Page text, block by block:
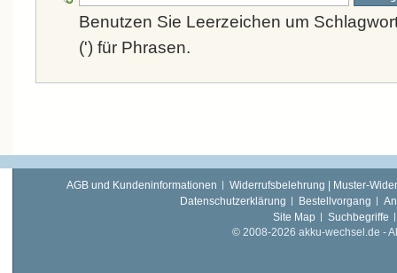
Benutzen Sie Leerzeichen um
(') für Phrasen.
AGB und Kundeninformationen
Widerrufsbelehrung | Muster-
Datenschutzerklärung
Bestellvorgang
Site Map
Suchbegriffe
© 2008-2026 akku-wechsel.de -